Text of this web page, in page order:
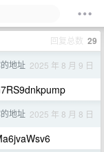
回复总数 29
地址 2025 年 8 月 9 日
地址 2025 年 8 月 8 日